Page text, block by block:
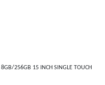
256GB 15 INCH SINGLE TOUCH